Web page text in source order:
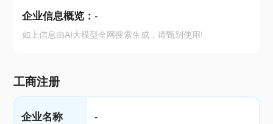
企业信息概览： -
如上信息由AI大模型全网搜索生成，请甄别使用!
工商注册
企业名称 -